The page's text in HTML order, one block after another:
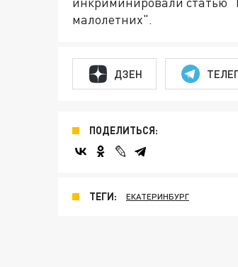
малолетних".
ДЗЕН
ПОДЕЛИТЬСЯ:
ТЕГИ: ЕКАТЕРИНБУРГ